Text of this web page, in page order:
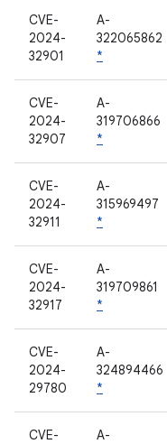
CVE-
2024-
32901
A-
322065862
*
CVE-
2024-
32907
A-
319706866
*
CVE-
2024-
32911
A-
315969497
*
CVE-
2024-
32917
A-
319709861
*
CVE-
2024-
29780
A-
324894466
*
CVE-
A-